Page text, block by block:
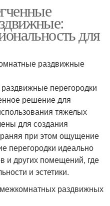
для
раздвижные
перегородки
решение для
тяжелых
для создания
при этом ощущение
перегородки идеально
и других помещений, где
и эстетики.
раздвижных